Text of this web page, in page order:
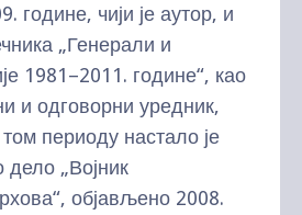
године, чији је аутор, и
„Генерали и
1981–2011. године“, као
и одговорни уредник,
периоду настало је
дело „Војник
објављено 2008.